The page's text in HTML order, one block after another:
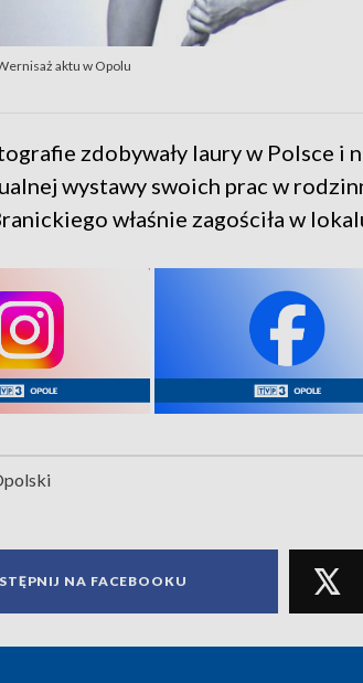
aktu w Opolu
zdobywały laury w Polsce i
wystawy swoich prac w
właśnie zagościła w
NA FACEBOOKU